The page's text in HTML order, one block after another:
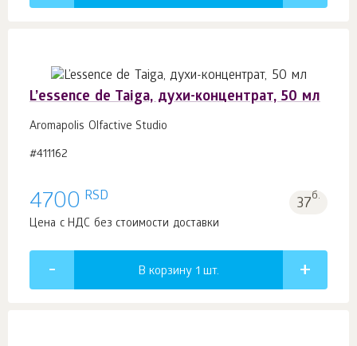
L’essence de Taiga, духи-концентрат, 50 мл
Aromapolis Olfactive Studio
#411162
4700 RSD 37б.
Цена с НДС без стоимости доставки
В корзину 1 шт.